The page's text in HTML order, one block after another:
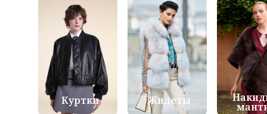
Жилеты
Куртки